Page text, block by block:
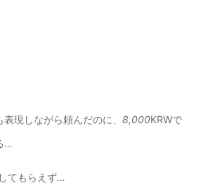
表現しながら頼んだのに、 8,000KRWで
…
てもらえず…